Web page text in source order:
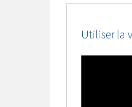
Utiliser la